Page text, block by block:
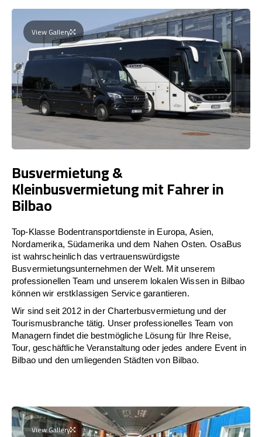
View Gallery
Busvermietung &
Kleinbusvermietung mit Fahrer in
Bilbao
Top-Klasse Bodentransportdienste in Europa, Asien,
Nordamerika, Südamerika und dem Nahen Osten. OsaBus
ist wahrscheinlich das vertrauenswürdigste
Busvermietungsunternehmen der Welt. Mit unserem
professionellen Team und unserem lokalen Wissen in Bilbao
können wir erstklassigen Service garantieren.
Wir sind seit 2012 in der Charterbusvermietung und der
Tourismusbranche tätig. Unser professionelles Team von
Managern findet die bestmögliche Lösung für Ihre Reise,
Tour, geschäftliche Veranstaltung oder jedes andere Event in
Bilbao und den umliegenden Städten von Bilbao.
View Gallery